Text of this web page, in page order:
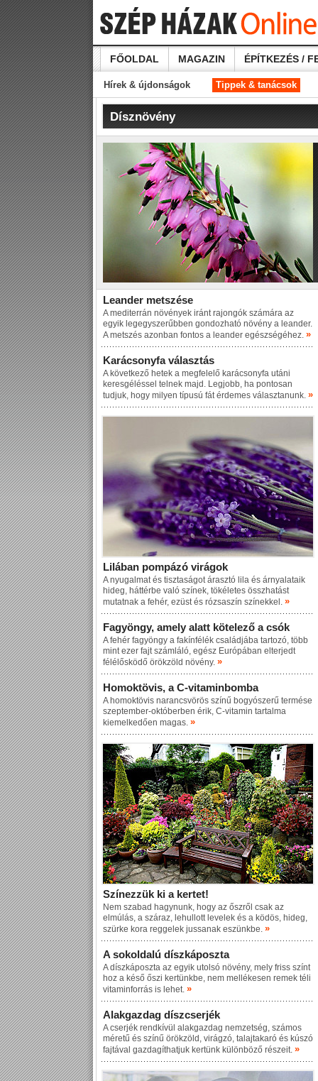
FŐOLDAL MAGAZIN ÉPÍTKEZÉS /
Hírek & újdonságok Tippek & tanácsok
Dísznövény
Leander metszése
A mediterrán növények iránt rajongók számára az
egyik legegyszerűbben gondozható növény a leander.
A metszés azonban fontos a leander egészségéhez. »
Karácsonyfa választás
A következő hetek a megfelelő karácsonyfa utáni
keresgéléssel telnek majd. Legjobb, ha pontosan
tudjuk, hogy milyen típusú fát érdemes választanunk. »
Lilában pompázó virágok
A nyugalmat és tisztaságot árasztó lila és árnyalataik
hideg, háttérbe való színek, tökéletes összhatást
mutatnak a fehér, ezüst és rózsaszín színekkel. »
Fagyöngy, amely alatt kötelező a csók
A fehér fagyöngy a fakínfélék családjába tartozó, több
mint ezer fajt számláló, egész Európában elterjedt
félélősködő örökzöld növény. »
Homoktövis, a C-vitaminbomba
A homoktövis narancsvörös színű bogyószerű termése
szeptember-októberben érik, C-vitamin tartalma
kiemelkedően magas. »
Színezzük ki a kertet!
Nem szabad hagynunk, hogy az őszről csak az
elmúlás, a száraz, lehullott levelek és a ködös, hideg,
szürke kora reggelek jussanak eszünkbe. »
A sokoldalú díszkáposzta
A díszkáposzta az egyik utolsó növény, mely friss színt
hoz a késő őszi kertünkbe, nem mellékesen remek téli
vitaminforrás is lehet. »
Alakgazdag díszcserjék
A cserjék rendkívül alakgazdag nemzetség, számos
méretű és színű örökzöld, virágzó, talajtakaró és kúszó
fajtával gazdagíthatjuk kertünk különböző részeit. »